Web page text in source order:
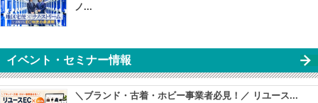
ノ...
イベント・セミナー情報
＼ブランド・古着・ホビー事業者必見！／ リユース...